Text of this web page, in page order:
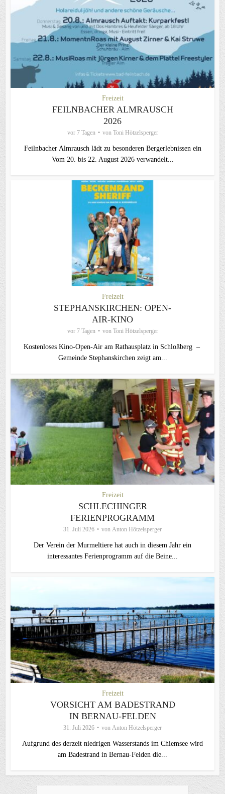
Freizeit
FEILNBACHER ALMRAUSCH
2026
vor 7 Tagen von Toni Hötzelsperger
Feilnbacher Almrausch lädt zu besonderen Bergerlebnissen ein
Vom 20. bis 22. August 2026 verwandelt...
Freizeit
STEPHANSKIRCHEN: OPEN-
AIR-KINO
vor 7 Tagen von Toni Hötzelsperger
Kostenloses Kino-Open-Air am Rathausplatz in Schloßberg –
Gemeinde Stephanskirchen zeigt am...
Freizeit
SCHLECHINGER
FERIENPROGRAMM
31. Juli 2026 von Anton Hötzelsperger
Der Verein der Murmeltiere hat auch in diesem Jahr ein
interessantes Ferienprogramm auf die Beine...
Freizeit
VORSICHT AM BADESTRAND
IN BERNAU-FELDEN
31. Juli 2026 von Anton Hötzelsperger
Aufgrund des derzeit niedrigen Wasserstands im Chiemsee wird
am Badestrand in Bernau-Felden die...